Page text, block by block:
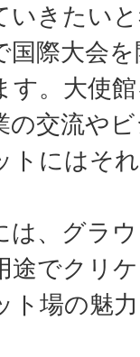
いきたい
際大会
。大使
の交流や
トにはそ
は、グラ
途でクリ
ト場の魅